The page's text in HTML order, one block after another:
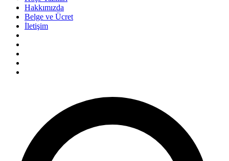
Hakkımızda
Belge ve Ücret
İletişim